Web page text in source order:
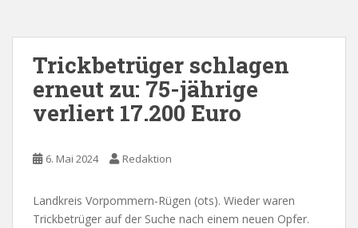
Trickbetrüger schlagen
erneut zu: 75-jährige
verliert 17.200 Euro
6. Mai 2024 Redaktion
Landkreis Vorpommern-Rügen (ots). Wieder waren
Trickbetrüger auf der Suche nach einem neuen Opfer.